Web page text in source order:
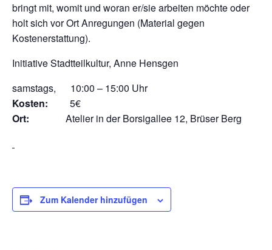
bringt mit, womit und woran er/sie arbeiten möchte oder
holt sich vor Ort Anregungen (Material gegen
Kostenerstattung).
Initiative Stadtteilkultur, Anne Hensgen
samstags, 10:00 – 15:00 Uhr
Kosten: 5€
Ort: Atelier in der Borsigallee 12, Brüser Berg
Zum Kalender hinzufügen